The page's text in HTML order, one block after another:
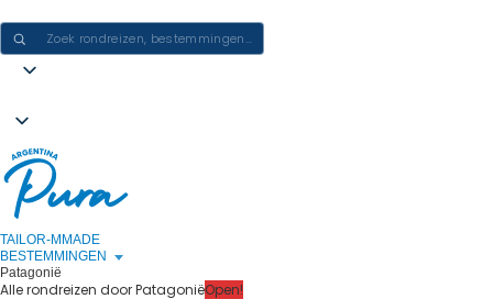
TAILOR-MMADE
BESTEMMINGEN
Patagonië
Alle rondreizen door PatagoniëOpen!